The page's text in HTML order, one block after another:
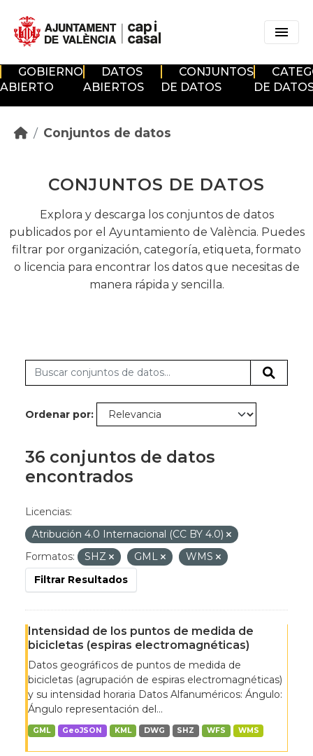
GOBIERNO
ABIERTO
DATOS
ABIERTOS
CONJUNTOS
DE DATOS
DE
Conjuntos de datos
CONJUNTOS DE DATOS
Explora y descarga los conjuntos de datos
publicados por el Ayuntamiento de València. Puedes
filtrar por organización, categoría, etiqueta, formato
o licencia para encontrar los datos que necesitas de
manera rápida y sencilla.
Ordenar por
36 conjuntos de datos
encontrados
Licencias:
Atribución 4.0 Internacional (CC BY 4.0)
Formatos:
SHZ GML
WMS
Filtrar Resultados
Intensidad de los puntos de medida de
bicicletas (espiras electromagnéticas)
Datos geográficos de puntos de medida de
bicicletas (agrupación de espiras electromagnéticas)
y su intensidad horaria Datos Alfanuméricos: Ángulo:
Ángulo representación del...
GML GeoJSON KML DWG SHZ WFS WMS